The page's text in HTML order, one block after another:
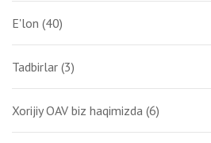
E'lon (40)
Tadbirlar (3)
Xorijiy OAV biz haqimizda (6)